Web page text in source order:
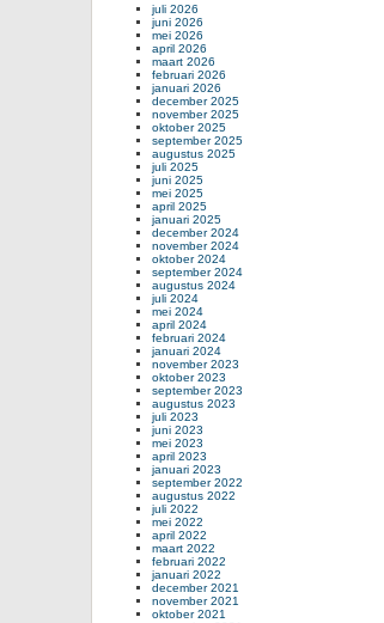
juli 2026
juni 2026
mei 2026
april 2026
maart 2026
februari 2026
januari 2026
december 2025
november 2025
oktober 2025
september 2025
augustus 2025
juli 2025
juni 2025
mei 2025
april 2025
januari 2025
december 2024
november 2024
oktober 2024
september 2024
augustus 2024
juli 2024
mei 2024
april 2024
februari 2024
januari 2024
november 2023
oktober 2023
september 2023
augustus 2023
juli 2023
juni 2023
mei 2023
april 2023
januari 2023
september 2022
augustus 2022
juli 2022
mei 2022
april 2022
maart 2022
februari 2022
januari 2022
december 2021
november 2021
oktober 2021